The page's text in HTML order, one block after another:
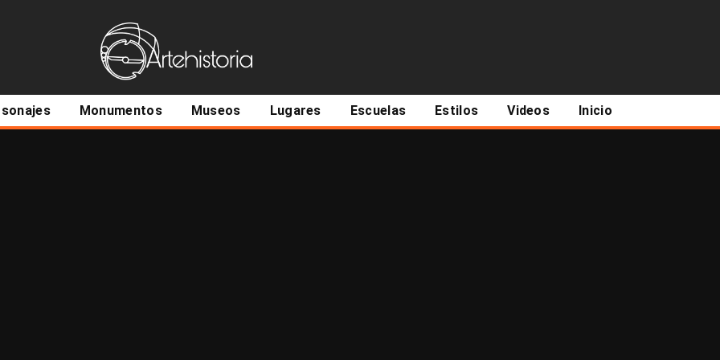
Monumentos Museos Lugares Escuelas Estilos Videos Inicio